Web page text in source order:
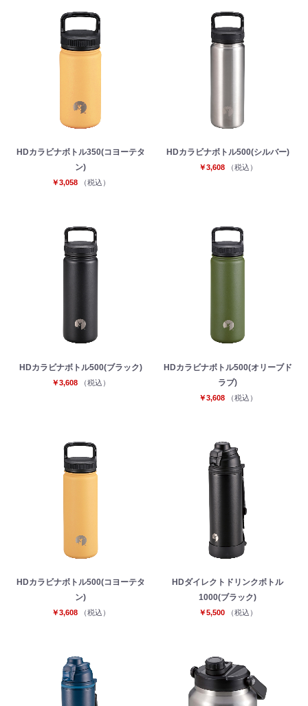
HDカラビナボトル350(コヨーテタ
ン)
￥3,058 （税込）
HDカラビナボトル500(シルバー)
￥3,608 （税込）
HDカラビナボトル500(ブラック)
￥3,608 （税込）
HDカラビナボトル500(オリーブド
ラブ)
￥3,608 （税込）
HDカラビナボトル500(コヨーテタ
ン)
￥3,608 （税込）
HDダイレクトドリンクボトル
1000(ブラック)
￥5,500 （税込）